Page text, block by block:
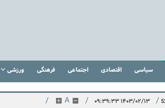
سیاسی اقتصادی اجتماعی فرهنگی ورزشی
/ ۱۴۰۳/۰۲/۱۳ ۰۹:۳۹:۳۳ /
A
/